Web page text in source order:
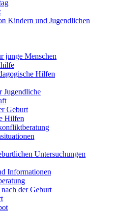
Kindern und Jugendlichen
junge Menschen
Hilfen
Jugendliche
Geburt
Hilfen
Untersuchungen
Informationen
der Geburt